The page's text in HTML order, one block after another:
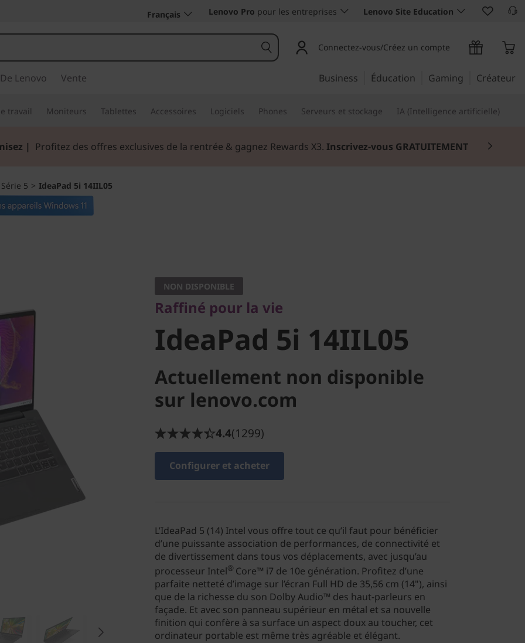
Français Lenovo Pro pour les entreprises Lenovo Site Education
Connectez-vous/Créez un compte
Lenovo Vente Business Éducation Gaming Créateur
travail Moniteurs Tablettes Accessoires Logiciels Phones Serveurs et stockage IA (Intelligence artificielle)
| Profitez des offres exclusives de la rentrée & gagnez Rewards X3. Inscrivez-vous GRATUITEMENT
Série 5 > IdeaPad 5i 14IIL05
IdeaPad 5i
14IIL05
NON DISPONIBLE
Raffiné pour la vie
IdeaPad 5i 14IIL05
Actuellement non disponible
sur lenovo.com
4.4(1299)
Configurer et acheter
L’IdeaPad 5 (14) Intel vous offre tout ce qu’il faut pour bénéficier
d’une puissante association de performances, de connectivité et
de divertissement dans tous vos déplacements, avec jusqu’au
processeur Intel® Core™ i7 de 10e génération. Profitez d’une
parfaite netteté d’image sur l’écran Full HD de 35,56 cm (14"), ainsi
que de la richesse du son Dolby Audio™ des haut-parleurs en
façade. Et avec son panneau supérieur en métal et sa nouvelle
finition qui confère à sa surface un aspect doux au toucher, cet
ordinateur portable est même très agréable et élégant.